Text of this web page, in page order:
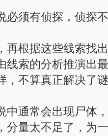
必须有侦探，侦探
再根据这些线索找
线索的分析推演出
，不算真正解决了
中通常会出现尸体
分量太不足了，为